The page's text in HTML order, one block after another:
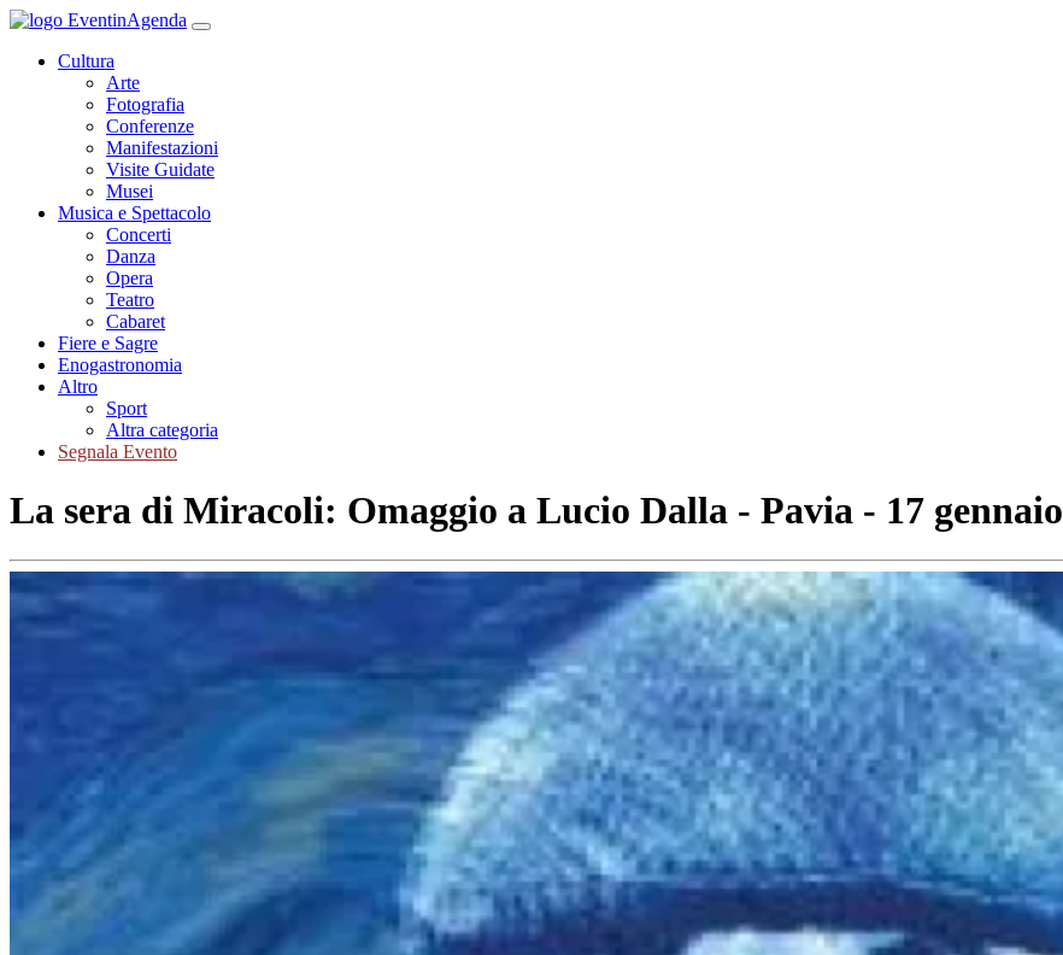
Cultura
Arte
Fotografia
Conferenze
Manifestazioni
Visite Guidate
Musei
Musica e Spettacolo
Concerti
Danza
Opera
Teatro
Cabaret
Fiere e Sagre
Enogastronomia
Altro
Sport
Altra categoria
Segnala Evento
La sera di Miracoli: Omaggio a Lucio Dalla - Pavia - 17 gennaio